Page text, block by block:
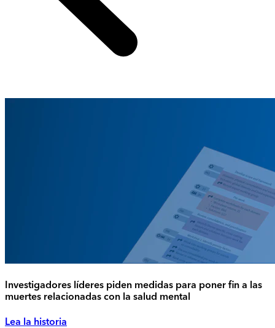
Investigadores líderes piden medidas para poner fin a las
muertes relacionadas con la salud mental
Lea la historia